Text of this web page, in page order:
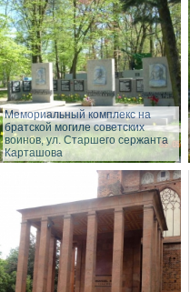
Мемориальный комплекс на
братской могиле советских
воинов, ул. Старшего сержанта
Карташова